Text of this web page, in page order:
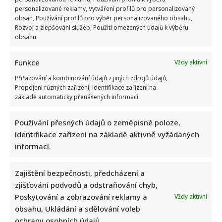
personalizované reklamy, Vytváření profilů pro personalizovaný
obsah, Používání profilů pro výběr personalizovaného obsahu,
Rozvoj a zlepšování služeb, Použití omezených údajů k výběru
obsahu.
Funkce
Vždy aktivní
Přiřazování a kombinování údajů z jiných zdrojů údajů,
Propojení různých zařízení, Identifikace zařízení na
základě automaticky přenášených informací.
Používání přesných údajů o zeměpisné poloze,
Identifikace zařízení na základě aktivně vyžádaných
informací.
Zajištění bezpečnosti, předcházení a
zjišťování podvodů a odstraňování chyb,
Poskytování a zobrazování reklamy a
obsahu, Ukládání a sdělování voleb
Vždy aktivní
akordy
jedné
éry.
Kapela
Volt
se
fanouškům
zůstanou
už
jen
vzpomínky
S kým žije Štěpán Benoni: Jeho manželkou je
slovenská herečka, společně vyměnili Prahu za
přírodu
Štěpán Benoni našel zázemí po boku herečky
Vladimíry Benoni. Společně žijí na Šumavě, kde si
vybudovali klidnější...
VíceRead